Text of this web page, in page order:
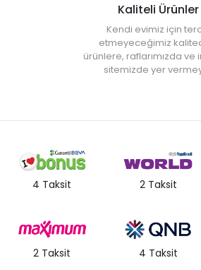
Kaliteli Ürünler
Kendi evimiz için
etmeyeceğimiz
ürünlere, raflarımızda ve
sitemizde yer
4 Taksit 2 Taksit
2 Taksit 4 Taksit